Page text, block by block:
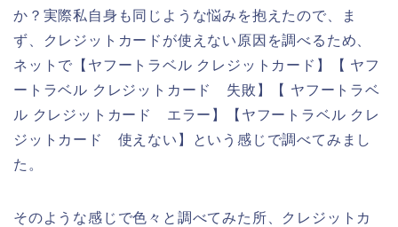
か？実際私自身も同じような悩みを抱えたので、ま
ず、クレジットカードが使えない原因を調べるため、
ネットで【ヤフートラベル クレジットカード】【 ヤフ
ートラベル クレジットカード 失敗】【 ヤフートラベ
ル クレジットカード エラー】【ヤフートラベル クレ
ジットカード 使えない】という感じで調べてみまし
た。
そのような感じで色々と調べてみた所、クレジットカ